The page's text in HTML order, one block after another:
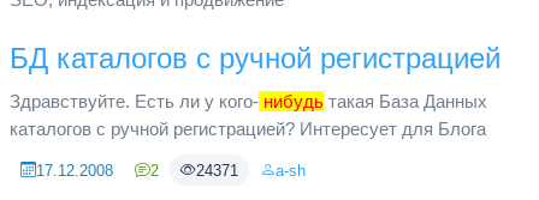
БД каталогов с ручной регистрацией
Здравствуйте. Есть ли у кого- нибудь такая База Данных
каталогов с ручной регистрацией? Интересует для Блога
17.12.2008 2 24371 a-sh